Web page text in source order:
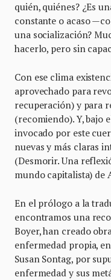
quién, quiénes? ¿Es
constante o acaso
una socialización?
hacerlo, pero sin
Con ese clima
aprovechado para
recuperación) y para
(recomiendo). Y, bajo
invocado por este
nuevas y más claras
(Desmorir. Una
mundo capitalista) de
En el prólogo a la
encontramos una
Boyer, han creado
enfermedad propia,
Susan Sontag, por
enfermedad y sus